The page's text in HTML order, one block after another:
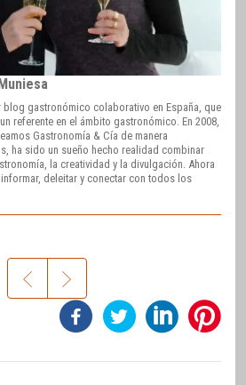
blog gastronómico colaborativo en España, que
referente en el ámbito gastronómico. En 2008,
Gastronomía & Cía de manera
ha sido un sueño hecho realidad combinar
la creatividad y la divulgación. Ahora
deleitar y conectar con todos los